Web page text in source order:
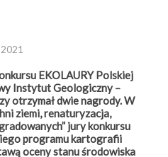
EKOLAURY Polskiej
Instytut Geologiczny –
otrzymał dwie nagrody. W
ziemi, renaturyzacja,
jury konkursu
programu kartografii
oceny stanu środowiska